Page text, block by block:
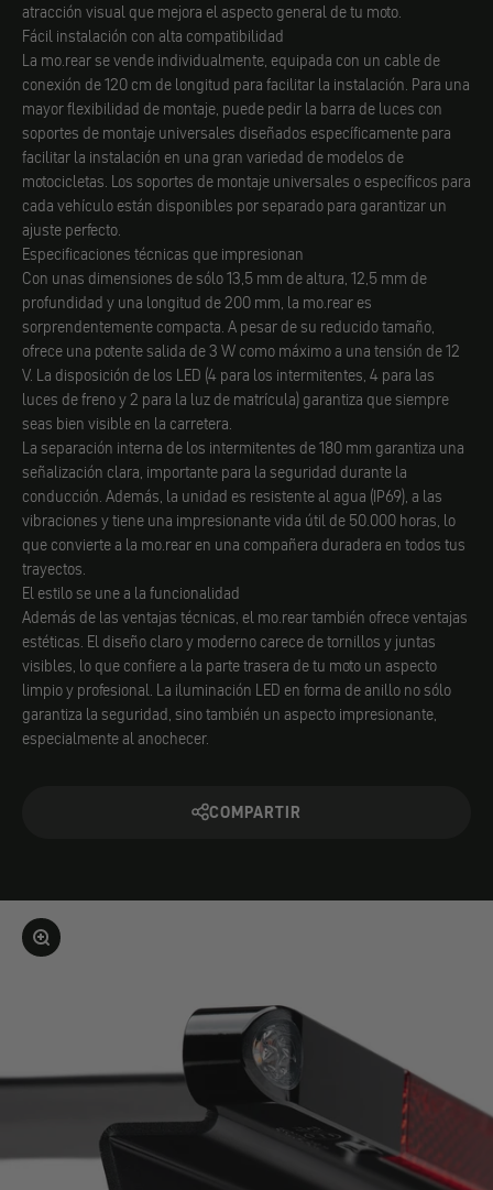
atracción visual que mejora el aspecto general de tu moto.
Fácil instalación con alta compatibilidad
La mo.rear se vende individualmente, equipada con un cable de
conexión de 120 cm de longitud para facilitar la instalación. Para una
mayor flexibilidad de montaje, puede pedir la barra de luces con
soportes de montaje universales diseñados específicamente para
facilitar la instalación en una gran variedad de modelos de
motocicletas. Los soportes de montaje universales o específicos para
cada vehículo están disponibles por separado para garantizar un
ajuste perfecto.
Especificaciones técnicas que impresionan
Con unas dimensiones de sólo 13,5 mm de altura, 12,5 mm de
profundidad y una longitud de 200 mm, la mo.rear es
sorprendentemente compacta. A pesar de su reducido tamaño,
ofrece una potente salida de 3 W como máximo a una tensión de 12
V. La disposición de los LED (4 para los intermitentes, 4 para las
luces de freno y 2 para la luz de matrícula) garantiza que siempre
seas bien visible en la carretera.
La separación interna de los intermitentes de 180 mm garantiza una
señalización clara, importante para la seguridad durante la
conducción. Además, la unidad es resistente al agua (IP69), a las
vibraciones y tiene una impresionante vida útil de 50.000 horas, lo
que convierte a la mo.rear en una compañera duradera en todos tus
trayectos.
El estilo se une a la funcionalidad
Además de las ventajas técnicas, el mo.rear también ofrece ventajas
estéticas. El diseño claro y moderno carece de tornillos y juntas
visibles, lo que confiere a la parte trasera de tu moto un aspecto
limpio y profesional. La iluminación LED en forma de anillo no sólo
garantiza la seguridad, sino también un aspecto impresionante,
especialmente al anochecer.
COMPARTIR
Ampliar la imagen